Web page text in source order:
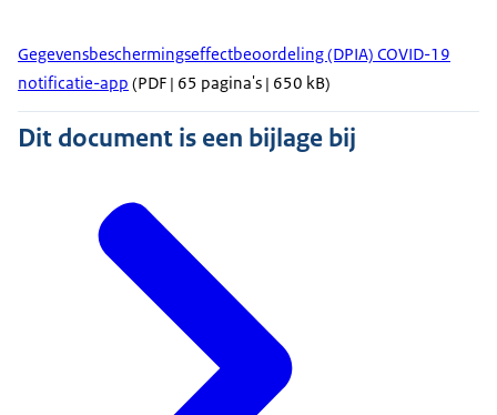
Gegevensbeschermingseffectbeoordeling (DPIA) COVID-19
notificatie-app (PDF | 65 pagina's | 650 kB)
Dit document is een bijlage bij